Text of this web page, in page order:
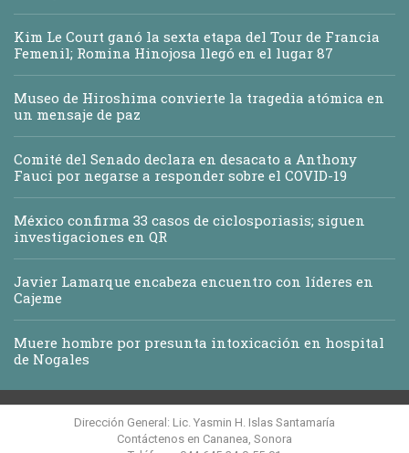
Kim Le Court ganó la sexta etapa del Tour de Francia
Femenil; Romina Hinojosa llegó en el lugar 87
Museo de Hiroshima convierte la tragedia atómica en
un mensaje de paz
Comité del Senado declara en desacato a Anthony
Fauci por negarse a responder sobre el COVID-19
México confirma 33 casos de ciclosporiasis; siguen
investigaciones en QR
Javier Lamarque encabeza encuentro con líderes en
Cajeme
Muere hombre por presunta intoxicación en hospital
de Nogales
Dirección General: Lic. Yasmin H. Islas Santamaría
Contáctenos en Cananea, Sonora